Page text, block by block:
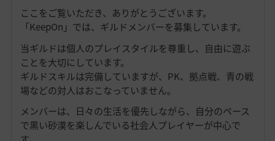
り
ここをご覧いただき、ありがとうございます。
「KeepOn」では、ギルドメンバーを募集しています。
当ギルドは個人のプレイスタイルを尊重し、自由に遊ぶ
ことを大切にしています。
ギルドスキルは完備していますが、PK、拠点戦、青の戦
場などの対人はおこなっていません。
メンバーは、日々の生活を優先しながら、自分のペース
で黒い砂漠を楽しんでいる社会人プレイヤーが中心で